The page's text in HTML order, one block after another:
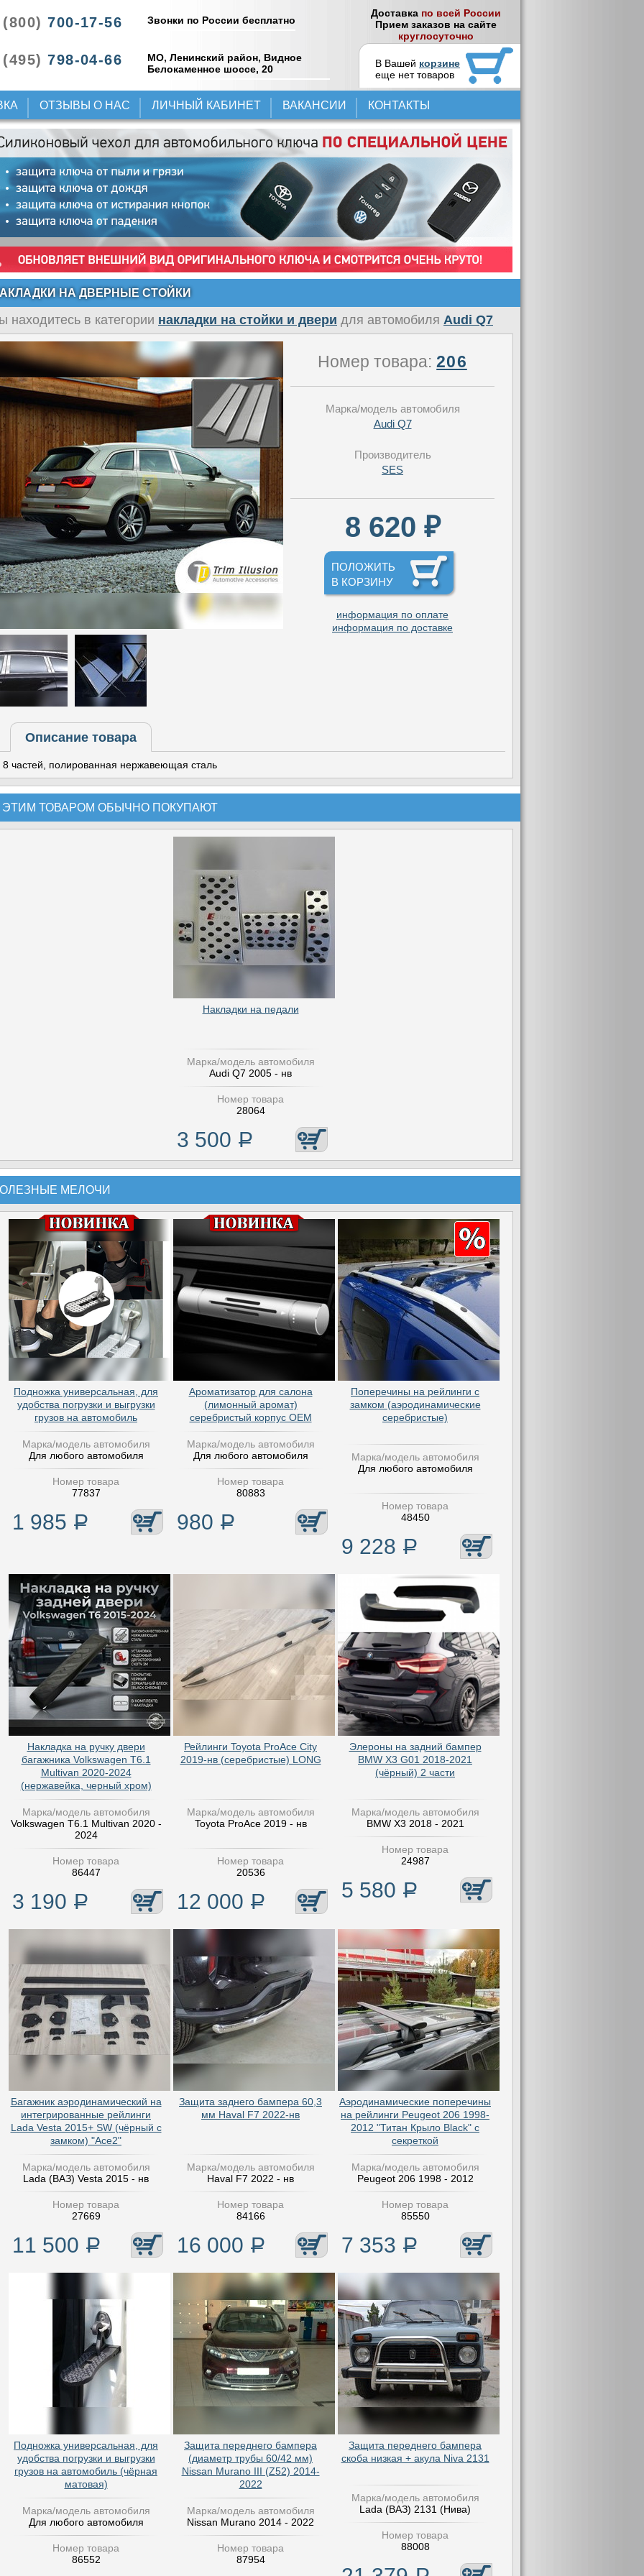
700-17-56
798-04-66
Звонки по России бесплатно
МО, Ленинский район, Видное
Белокаменное шоссе, 20
Доставка по всей России
Прием заказов на сайте
круглосуточно
В Вашей корзине
еще нет товаров
ОТЗЫВЫ О НАС ЛИЧНЫЙ КАБИНЕТ ВАКАНСИИ КОНТАКТЫ
НА ДВЕРНЫЕ СТОЙКИ
находитесь в категории накладки на стойки и двери для автомобиля Audi Q7
Номер товара:206
Марка/модель автомобиля
Audi Q7
Производитель
SES
8 620 ₽
ПОЛОЖИТЬ
В КОРЗИНУ
информация по оплате
информация по доставке
Описание товара
8 частей, полированная нержавеющая сталь
ЭТИМ ТОВАРОМ ОБЫЧНО ПОКУПАЮТ
Накладки на педали
Марка/модель автомобиля
Audi Q7 2005 - нв
Номер товара
28064
3 500 Р
МЕЛОЧИ
Подножка универсальная, для
удобства погрузки и выгрузки
грузов на автомобиль
Марка/модель автомобиля
Для любого автомобиля
Номер товара
77837
1 985 Р
Ароматизатор для салона
(лимонный аромат)
серебристый корпус OEM
Марка/модель автомобиля
Для любого автомобиля
Номер товара
80883
980 Р
Поперечины на рейлинги с
замком (аэродинамические
серебристые)
Марка/модель автомобиля
Для любого автомобиля
Номер товара
48450
9 228 Р
Накладка на ручку двери
багажника Volkswagen T6.1
Multivan 2020-2024
(нержавейка, черный хром)
Марка/модель автомобиля
Volkswagen T6.1 Multivan 2020 -
2024
Номер товара
86447
3 190 Р
Рейлинги Toyota ProAce City
2019-нв (серебристые) LONG
Марка/модель автомобиля
Toyota ProAce 2019 - нв
Номер товара
20536
12 000 Р
Элероны на задний бампер
BMW X3 G01 2018-2021
(чёрный) 2 части
Марка/модель автомобиля
BMW X3 2018 - 2021
Номер товара
24987
5 580 Р
Багажник аэродинамический на
интегрированные рейлинги
Lada Vesta 2015+ SW (чёрный с
замком) "Ace2"
Марка/модель автомобиля
Lada (ВАЗ) Vesta 2015 - нв
Номер товара
27669
11 500 Р
Защита заднего бампера 60,3
мм Haval F7 2022-нв
Марка/модель автомобиля
Haval F7 2022 - нв
Номер товара
84166
16 000 Р
Аэродинамические поперечины
на рейлинги Peugeot 206 1998-
2012 "Титан Крыло Black" с
секреткой
Марка/модель автомобиля
Peugeot 206 1998 - 2012
Номер товара
85550
7 353 Р
Подножка универсальная, для
удобства погрузки и выгрузки
грузов на автомобиль (чёрная
матовая)
Марка/модель автомобиля
Для любого автомобиля
Номер товара
86552
Защита переднего бампера
(диаметр трубы 60/42 мм)
Nissan Murano III (Z52) 2014-
2022
Марка/модель автомобиля
Nissan Murano 2014 - 2022
Номер товара
87954
Защита переднего бампера
скоба низкая + акула Niva 2131
Марка/модель автомобиля
Lada (ВАЗ) 2131 (Нива)
Номер товара
88008